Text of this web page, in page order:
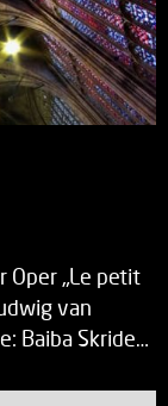
Oper „Le petit
van
Baiba Skride…